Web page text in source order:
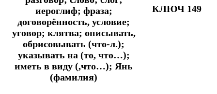
иероглиф; фраза;
договорённость, условие;
уговор; клятва; описывать,
обрисовывать (что-л.);
указывать на (то, что…);
иметь в виду (,что…); Янь
(фамилия)
КЛЮЧ 149